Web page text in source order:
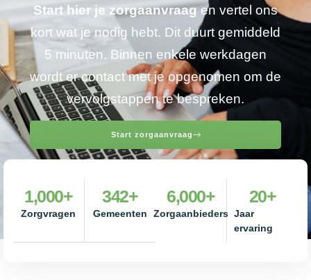
Start hier je zorgaanvraagen vertel ons
kort wat je nodig hebt. Dit duurt gemiddeld
5 minuten. Binnen enkele werkdagen
wordt er contact met je opgenomen om de
vervolgstappen te bespreken.
Start zorgaanvraag
Zorgvragen
1,000+
Gemeenten
342+
Zorgaanbieders
6,000+
Jaar
ervaring
20+